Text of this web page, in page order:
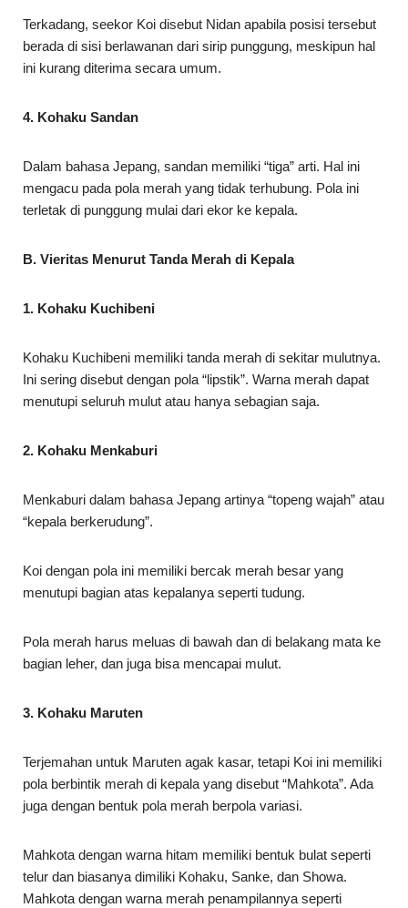
Terkadang, seekor Koi disebut Nidan apabila posisi tersebut
berada di sisi berlawanan dari sirip punggung, meskipun hal
ini kurang diterima secara umum.
4. Kohaku Sandan
Dalam bahasa Jepang, sandan memiliki “tiga” arti. Hal ini
mengacu pada pola merah yang tidak terhubung. Pola ini
terletak di punggung mulai dari ekor ke kepala.
B. Vieritas Menurut Tanda Merah di Kepala
1. Kohaku Kuchibeni
Kohaku Kuchibeni memiliki tanda merah di sekitar mulutnya.
Ini sering disebut dengan pola “lipstik”. Warna merah dapat
menutupi seluruh mulut atau hanya sebagian saja.
2. Kohaku Menkaburi
Menkaburi dalam bahasa Jepang artinya “topeng wajah” atau
“kepala berkerudung”.
Koi dengan pola ini memiliki bercak merah besar yang
menutupi bagian atas kepalanya seperti tudung.
Pola merah harus meluas di bawah dan di belakang mata ke
bagian leher, dan juga bisa mencapai mulut.
3. Kohaku Maruten
Terjemahan untuk Maruten agak kasar, tetapi Koi ini memiliki
pola berbintik merah di kepala yang disebut “Mahkota”. Ada
juga dengan bentuk pola merah berpola variasi.
Mahkota dengan warna hitam memiliki bentuk bulat seperti
telur dan biasanya dimiliki Kohaku, Sanke, dan Showa.
Mahkota dengan warna merah penampilannya seperti